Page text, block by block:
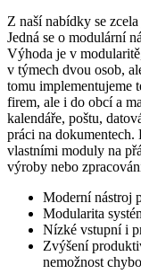
Z naší nabídky se
Jedná se o modulární
Výhoda je v
v týmech dvou osob,
tomu implementujeme
firem, ale i do obcí a
kalendáře, poštu,
práci na
vlastními moduly na
výroby nebo
Moderní nástroj
Modularita
Nízké vstupní i
Zvýšení
nemožnost